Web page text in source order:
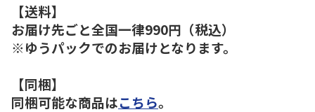
【送料】
お届け先ごと全国一律990円（税込）
※ゆうパックでのお届けとなります。
【同梱】
同梱可能な商品はこちら。